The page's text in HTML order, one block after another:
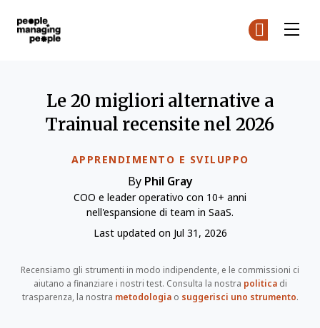
APPRENDIMENTO E SVILUPPO
Le 20 migliori alternative a
Trainual recensite nel 2026
By Phil Gray
COO e leader operativo con 10+ anni
nell'espansione di team in SaaS.
Last updated on Jul 31, 2026
Recensiamo gli strumenti in modo indipendente, e le commissioni ci
aiutano a finanziare i nostri test. Consulta la nostra politicadi
trasparenza, la nostra metodologiao suggerisci uno strumento.